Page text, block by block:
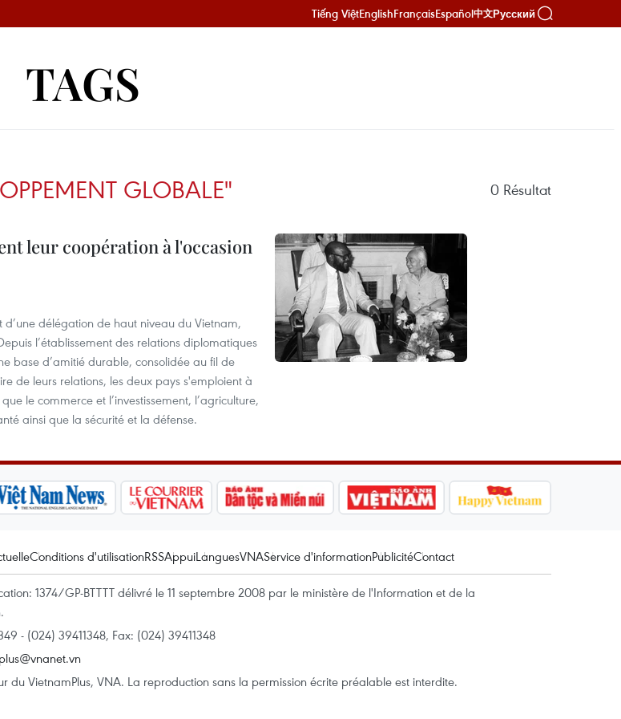
Tiếng ViệtEnglishFrançaisEspañol中文Русский
TAGS
GLOBALE" 0 Résultat
leur coopération à l'occasion
délégation de haut niveau du Vietnam,
l’établissement des relations diplomatiques
base d’amitié durable, consolidée au fil de
de leurs relations, les deux pays s'emploient à
le commerce et l’investissement, l’agriculture,
ainsi que la sécurité et la défense.
Conditions d'utilisationRSSAppuiLanguesVNAService d'informationPublicitéContact
1374/GP-BTTTT délivré le 11 septembre 2008 par le ministère de l'Information et de la
- (024) 39411348, Fax: (024) 39411348
du VietnamPlus, VNA. La reproduction sans la permission écrite préalable est interdite.